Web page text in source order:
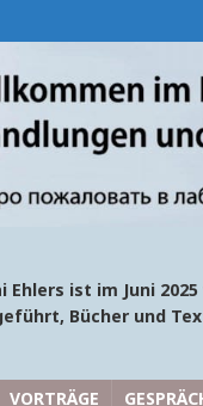
Ehlers ist im Juni
Bücher und
VORTRÄGE